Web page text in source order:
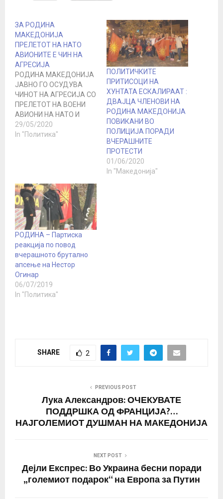
ЗА РОДИНА
МАКЕДОНИЈА
ПРЕЛЕТОТ НА НАТО
АВИОНИТЕ Е ЧИН НА
АГРЕСИЈА
РОДИНА МАКЕДОНИЈА
ЈАВНО ГО ОСУДУВА
ЧИНОТ НА АГРЕСИЈА СО
ПРЕЛЕТОТ НА ВОЕНИ
АВИОНИ НА НАТО И
ГРЦИЈА НАД
СУВЕРЕНОТО НЕБО НА
недвосмислено се
изјасни на
Референдумот од 30
септември 2018 година
со отфрлање на
договорот од Преспа,
членството во НАТО и
ЕУ. Етноцидот…
29/05/2020
In "Политика"
ПОЛИТИЧКИТЕ
ПРИТИСОЦИ НА
ХУНТАТА ЕСКАЛИРААТ :
ДВАЈЦА ЧЛЕНОВИ НА
РОДИНА МАКЕДОНИЈА
ПОВИКАНИ ВО
ПОЛИЦИЈА ПОРАДИ
ВЧЕРАШНИТЕ
ПРОТЕСТИ
01/06/2020
In "Македонија"
РОДИНА – Партиска
реакција по повод
вчерашното брутално
апсење на Нестор
Огинар
06/07/2019
In "Политика"
SHARE 2
PREVIOUS POST
Лука Александров: ОЧЕКУВАТЕ
ПОДДРШКА ОД ФРАНЦИЈА?…
НАЈГОЛЕМИОТ ДУШМАН НА МАКЕДОНИЈА
NEXT POST
Дејли Експрес: Во Украина бесни поради
„големиот подарок“ на Европа за Путин